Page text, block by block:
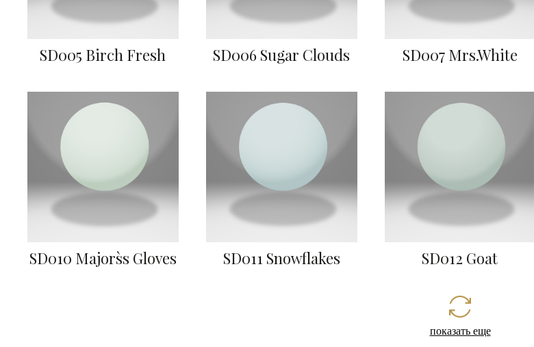
SD005 Birch Fresh SD006 Sugar Clouds SD007 Mrs.White
SD010 Majors`s Gloves SD011 Snowflakes SD012 Goat
показать еще